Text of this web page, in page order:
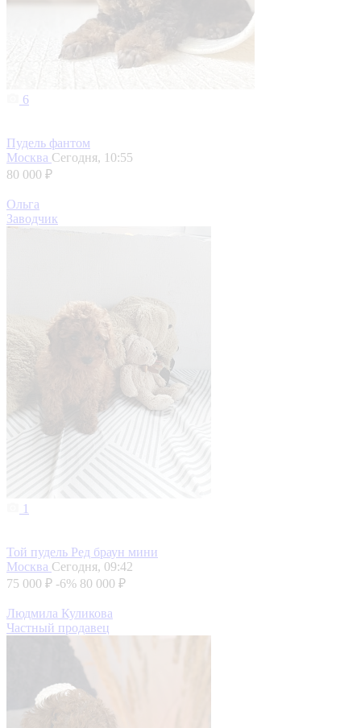
6
Пудель фантом
Москва Сегодня, 10:55
80 000 ₽
Ольга
Заводчик
1
Той пудель Ред браун мини
Москва Сегодня, 09:42
75 000 ₽ -6% 80 000 ₽
Людмила Куликова
Частный продавец